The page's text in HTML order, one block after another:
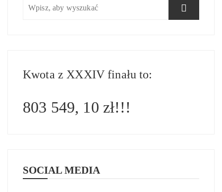
Kwota z XXXIV finału to:
803 549, 10 zł!!!
SOCIAL MEDIA